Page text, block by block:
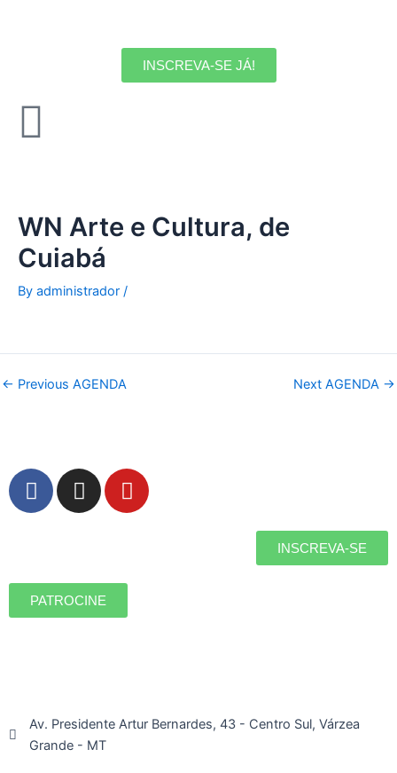
INSCREVA-SE JÁ!
WN Arte e Cultura, de
Cuiabá
By administrador /
← Previous AGENDA Next AGENDA →
F
a
o
o
I
n
g
r
Y
o
b
e
INSCREVA-SE
PATROCINE
Av. Presidente Artur Bernardes, 43 - Centro Sul, Várzea
Grande - MT